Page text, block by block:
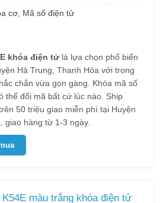
cơ, Mã số điện tử
khóa điện tửlà lựa chọn phổ biến
Hà Trung, Thanh Hóa với trọng
chắn vừa gọn gàng. Khóa mã số
thể đổi mã bất cứ lúc nào. Ship
50 triệu giao miễn phí tại Huyện
giao hàng từ 1-3 ngày.
màu trắng khóa điện tử